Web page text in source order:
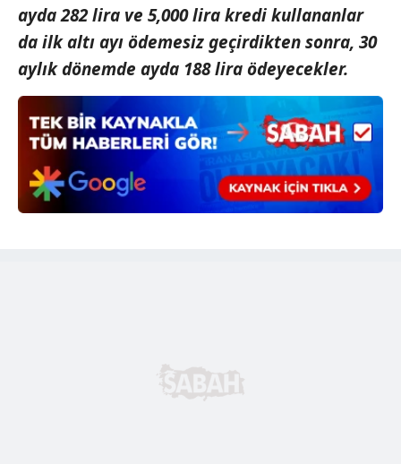
ayda 282 lira ve 5,000 lira kredi kullananlar
da ilk altı ayı ödemesiz geçirdikten sonra, 30
aylık dönemde ayda 188 lira ödeyecekler.